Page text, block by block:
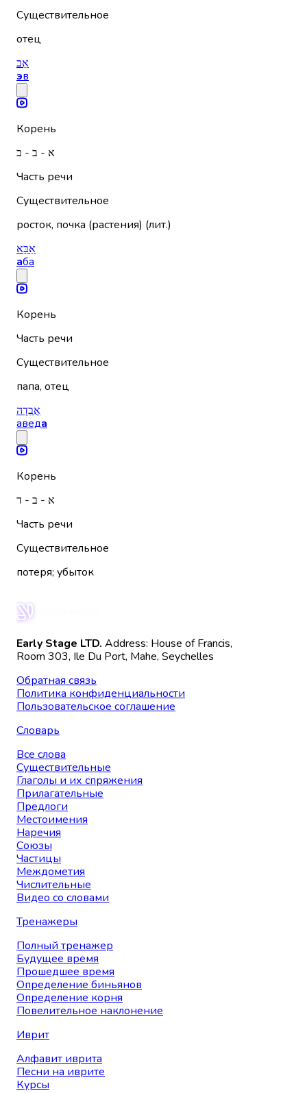
Существительное
отец
אֵב
эв
Корень
א - ב - ב
Часть речи
Существительное
росток, почка (растения) (лит.)
אַבָּא
аба
Корень
Часть речи
Существительное
папа, отец
אֲבֵדָה
аведа
Корень
א - ב - ד
Часть речи
Существительное
потеря; убыток
Early Stage LTD. Address: House of Francis,
Room 303, Ile Du Port, Mahe, Seychelles
Обратная связь
Политика конфиденциальности
Пользовательское соглашение
Словарь
Все слова
Существительные
Глаголы и их спряжения
Прилагательные
Предлоги
Местоимения
Наречия
Союзы
Частицы
Междометия
Числительные
Видео со словами
Тренажеры
Полный тренажер
Будущее время
Прошедшее время
Определение биньянов
Определение корня
Повелительное наклонение
Иврит
Алфавит иврита
Песни на иврите
Курсы